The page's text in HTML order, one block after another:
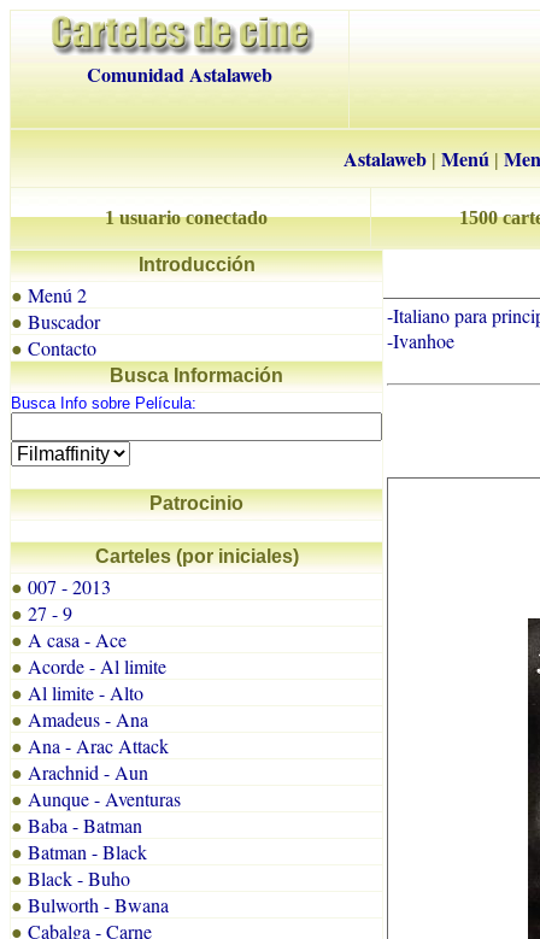
Comunidad Astalaweb
Astalaweb| Menú|
1 usuario conectado 1500
Introducción
● Menú 2
● Buscador
● Contacto
Busca Información
Busca Info sobre Película:
Patrocinio
Carteles (por iniciales)
● 007 - 2013
● 27 - 9
● A casa - Ace
● Acorde - Al limite
● Al limite - Alto
● Amadeus - Ana
● Ana - Arac Attack
● Arachnid - Aun
● Aunque - Aventuras
● Baba - Batman
● Batman - Black
● Black - Buho
● Bulworth - Bwana
● Cabalga - Carne
-Italiano para
-Ivanhoe